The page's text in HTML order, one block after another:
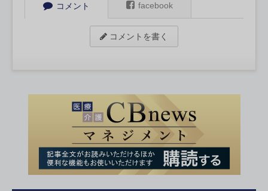
コメント facebook
コメントを書く